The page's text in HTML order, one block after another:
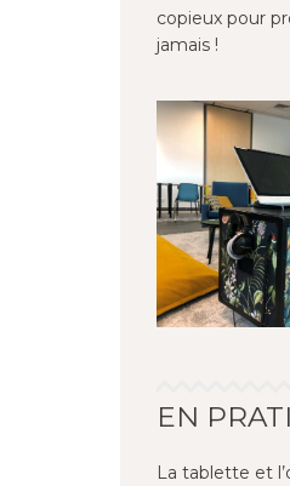
copieux pour
jamais !
EN
La tablette et